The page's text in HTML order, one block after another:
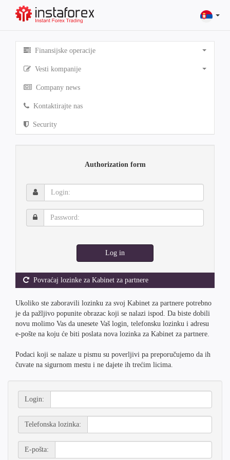
Finansijske operacije
Vesti kompanije
Company news
Kontaktirajte nas
Security
Authorization form
Login:
Password:
Log in
Povraćaj lozinke za Kabinet za partnere
Ukoliko ste zaboravili lozinku za svoj Kabinet za partnere potrebno
je da pažljivo popunite obrazac koji se nalazi ispod. Da biste dobili
novu molimo Vas da unesete Vaš login, telefonsku lozinku i adresu
e-pošte na koju će biti poslata nova lozinka za Kabinet za partnere.
Podaci koji se nalaze u pismu su poverljivi pa preporučujemo da ih
čuvate na sigurnom mestu i ne dajete ih trećim licima.
Login:
Telefonska lozinka:
E-pošta: